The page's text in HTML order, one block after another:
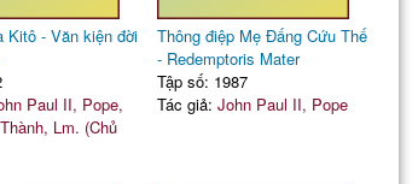
Kitô - Văn kiện đời
Paul II, Pope,
Lm. (Chủ
Thông điệp Mẹ Đấng Cứu Thế
- Redemptoris Mater
Tập số: 1987
Tác giả: John Paul II, Pope